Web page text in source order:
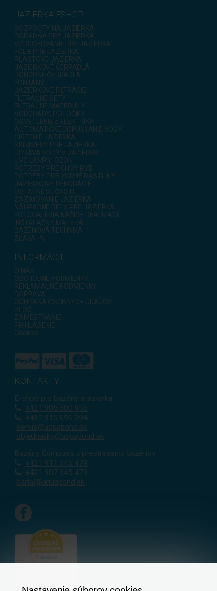
JAZIERKA ESHOP
ROZPOČTY NA JAZIERKA
PORADŇA PRE JAZIERKA
VZDUCHOVANIE PRE JAZIERKA
FÓLIE PRE JAZIERKA
PLASTOVÉ JAZIERKA
JAZIERKOVÉ ČERPADLÁ
PONORNÉ ČERPADLÁ
FONTÁNY
JAZIERKOVÉ FILTRÁCIE
FILTRAČNÉ SETY
FILTRAČNÉ MATERIÁLY
VODOPÁDY, POTÔČIKY
OSVETLENIE a ELEKTRIKA
AUTOMATICKÉ DOPÚŠŤANIE VODY
ČISTENIE JAZIERKA
SKIMMERY PRE JAZIERKA
ÚPRAVA VODY V JAZIERKU
UVC LAMPY, OZÓN
POTREBY PRE CHOV RÝB
POTREBY PRE VODNÉ RASTLINY
JAZIERKOVÉ DEKORÁCIE
OSTATNÉ SÚČASTI
ZAZIMOVANIE JAZIERKA
NÁHRADNÉ DIELY PRE JAZIERKA
FOTOGALÉRIA NAŠICH REALIZÁCIÍ
INŠTALAČNÝ MATERÁL
BAZÉNOVÁ TECHNIKA
ZĽAVA -%
INFORMÁCIE
O NÁS
OBCHODNÉ PODMIENKY
REKLAMAČNÉ PODMIENKY
DOPRAVA
OCHRANA OSOBNÝCH ÚDAJOV
BLOG
ZAMESTNANIE
PRIHLÁSENIE
Cookies
KONTAKTY
E-shop pre bazény a jazierka
+421 905 500 955
+421 915 696 394
servis@aquapond.sk
objednavky@aquapond.sk
Bazény Compass a prestrešenia bazénov
+421 911 545 479
+421 907 545 479
bartal@aquapond.sk